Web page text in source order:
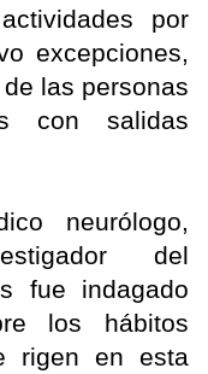
por
excepciones,
las personas
con salidas
neurólogo,
del
fue indagado
los hábitos
rigen en esta